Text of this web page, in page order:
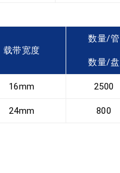
载带宽度
数量/管
数量/盘
16mm 2500
24mm 800